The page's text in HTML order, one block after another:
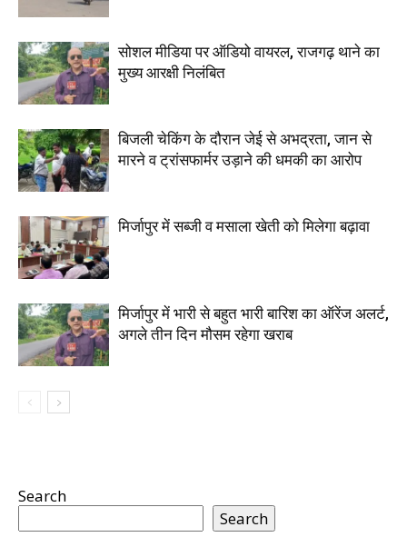
सोशल मीडिया पर ऑडियो वायरल, राजगढ़ थाने का
मुख्य आरक्षी निलंबित
बिजली चेकिंग के दौरान जेई से अभद्रता, जान से
मारने व ट्रांसफार्मर उड़ाने की धमकी का आरोप
मिर्जापुर में सब्जी व मसाला खेती को मिलेगा बढ़ावा
मिर्जापुर में भारी से बहुत भारी बारिश का ऑरेंज अलर्ट,
अगले तीन दिन मौसम रहेगा खराब
Search
Search